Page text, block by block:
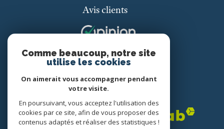
Avis clients
Adhérents
Comme beaucoup, notre site
utilise les cookies
On aimerait vous accompagner pendant
votre visite.
En poursuivant, vous acceptez l'utilisation des
cookies par ce site, afin de vous proposer des
contenus adaptés et réaliser des statistiques !